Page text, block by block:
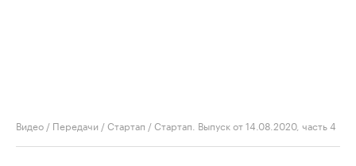
Видео / Передачи /Стартап /Стартап. Выпуск от 14.08.2020, часть 4